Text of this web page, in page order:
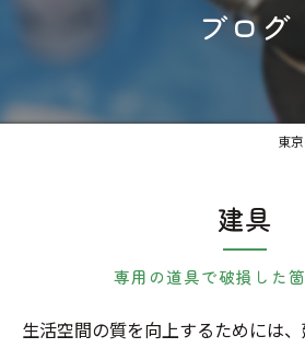
ブログ
東
建具
専用の道具で破損した
生活空間の質を向上するためには